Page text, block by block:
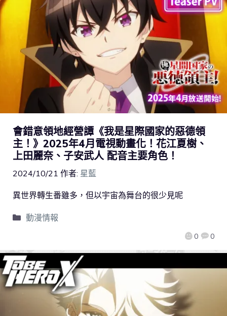
會錯意領地經營譚《我是星際國家的惡德領
主！》2025年4月電視動畫化！花江夏樹、
上田麗奈、子安武人 配音主要角色！
2024/10/21 作者: 星藍
0 0
異世界轉生番雖多，但以宇宙為舞台的很少見呢
動漫情報